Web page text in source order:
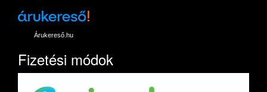
Árukereső.hu
Fizetési módok